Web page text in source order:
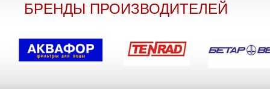
БРЕНДЫ ПРОИЗВОДИТЕЛЕЙ